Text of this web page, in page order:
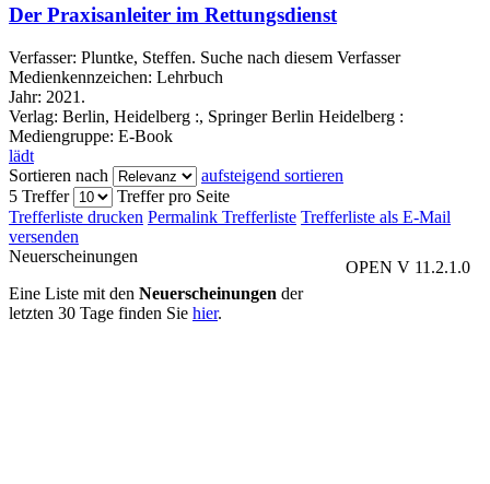
Der Praxisanleiter im Rettungsdienst
Verfasser: Pluntke, Steffen. Suche nach diesem Verfasser
Medienkennzeichen: Lehrbuch
Jahr: 2021.
Verlag: Berlin, Heidelberg :, Springer Berlin Heidelberg :
Mediengruppe: E-Book
lädt
Sortieren nach
aufsteigend sortieren
5 Treffer
Treffer pro Seite
Trefferliste drucken Permalink Trefferliste Trefferliste als E-Mail
versenden
OPEN V 11.2.1.0
Neuerscheinungen
Eine Liste mit den Neuerscheinungen der
letzten 30 Tage finden Sie hier.